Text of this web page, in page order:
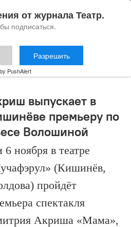
выпускает в
премьеру по
Волошиной
6 ноября в театре
(Кишинёв,
пройдёт
спектакля
Акриша «Мама»,
от журнала Театр.
подписаться.
Разрешить
by PushAlert